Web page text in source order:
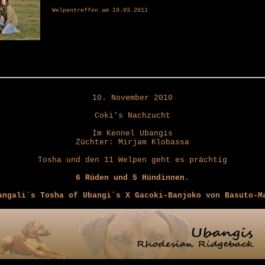
Welpentreffen am 19.03.2011
10. November 2010
Coki's Nachzucht
Im Kennel Ubangis
Züchter: Mirjam Klobassa
Tosha und den 11 Welpen geht es prächtig
6 Rüden und 5 Hündinnen.
Tosha of Ubangi´s X Gacoki-Banjoko von Basuto-